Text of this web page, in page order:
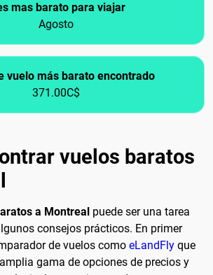
mas barato para viajar
Agosto
vuelo más barato encontrado
371.00C$
vuelos baratos
a Montreal puede ser una tarea
consejos prácticos. En primer
de vuelos como eLandFly que
gama de opciones de precios y